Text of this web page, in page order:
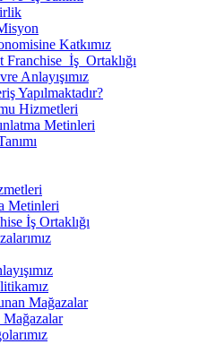
Katkımız
Franchise İş Ortaklığı
Anlayışımız
Yapılmaktadır?
Hizmetleri
Metinleri
Metinleri
İş Ortaklığı
Mağazalar
Mağazalar